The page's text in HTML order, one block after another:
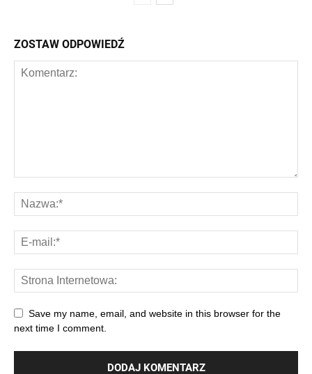
ZOSTAW ODPOWIEDŹ
Save my name, email, and website in this browser for the
next time I comment.